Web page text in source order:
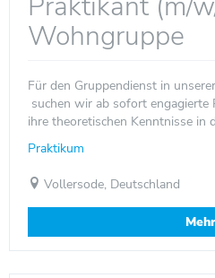
Wohngruppe
Für den Gruppendienst in
suchen wir ab sofort engagierte
ihre theoretischen Kenntnisse in
Praktikum
Vollersode, Deutschland
Mehr